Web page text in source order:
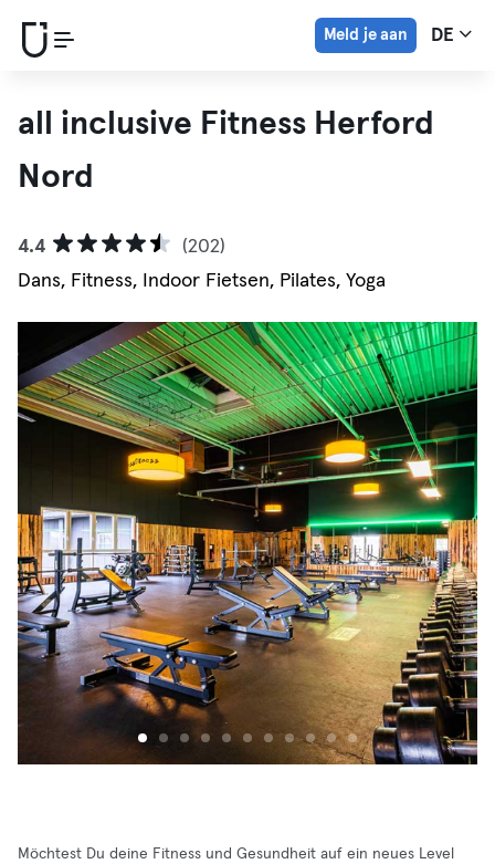
Meld je aan DE
all inclusive Fitness Herford
Nord
4.4
(202)
Dans, Fitness, Indoor Fietsen, Pilates, Yoga
Möchtest Du deine Fitness und Gesundheit auf ein neues Level